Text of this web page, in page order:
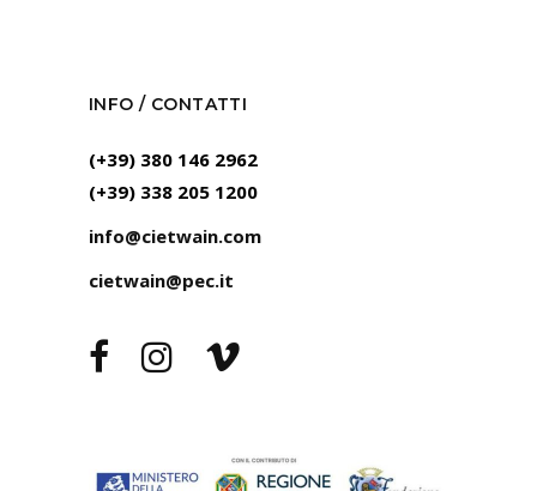
INFO / CONTATTI
(+39) 380 146 2962
(+39) 338 205 1200
info@cietwain.com
cietwain@pec.it